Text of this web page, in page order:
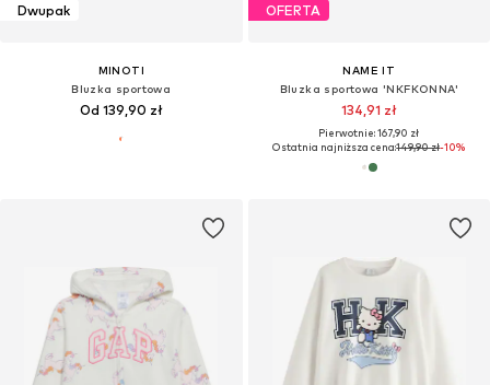
Dwupak
MINOTI
Bluzka sportowa
Od 139,90 zł
OFERTA
NAME IT
Bluzka sportowa 'NKFKONNA'
134,91 zł
Pierwotnie: 167,90 zł
Ostatnia najniższa cena:149,90 zł-10%